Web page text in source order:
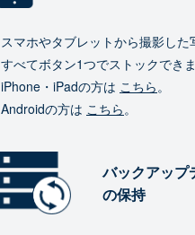
スマホやタブレットから撮影した
すべてボタン1つでストックでき
iPhone・iPadの方は こちら。
Androidの方は こちら。
バックアップ
の保持